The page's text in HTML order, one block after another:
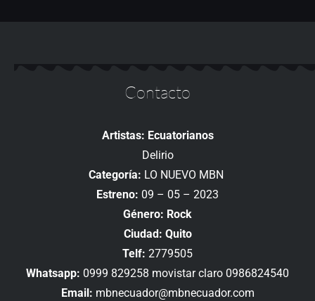
Contacto
Artistas: Ecuatorianos
Delirio
Categoría: LO NUEVO MBN
Estreno: 09 – 05 – 2023
Género: Rock
Ciudad: Quito
Telf: 2779505
Whatsapp: 0999 829258 movistar claro 0986824540
Email: mbnecuador@mbnecuador.com